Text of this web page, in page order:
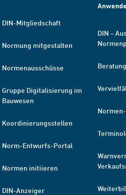
DIN-Mitgliedschaft
Normung mitgestalten
Normenausschüsse
Gruppe Digitalisierung im
Bauwesen
Koordinierungsstellen
Norm-Entwurfs-Portal
Normen initiieren
DIN-Anzeiger
DIN –